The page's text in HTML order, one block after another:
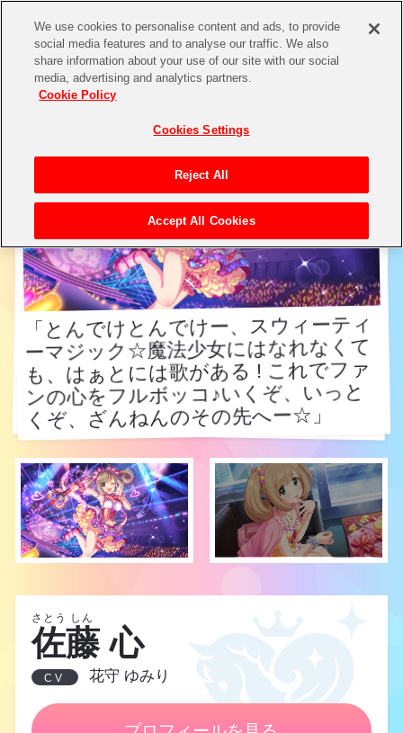
アイドル検索
「とんでけとんでけー、スウィーティ
ーマジック☆魔法少女にはなれなくて
も、はぁとには歌がある ! これでファ
ンの心をフルボッコ♪いくぞ、いっと
くぞ、ざんねんのその先へー☆」
「とんでけとんでけー、スウィーティ
ーマジック☆魔法少女にはなれなくて
も、はぁとには歌がある ! これでファ
ンの心をフルボッコ♪いくぞ、いっと
くぞ、ざんねんのその先へー☆」
さとう しん
佐藤 心
CV 花守 ゆみり
We use cookies to personalise content and ads, to provide
social media features and to analyse our traffic. We also
share information about your use of our site with our social
media, advertising and analytics partners.
Cookie Policy
Cookies Settings
Reject All
Accept All Cookies